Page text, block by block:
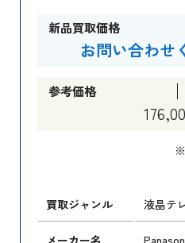
新品買取価格
お問い合わせ
参考価格
※
買取ジャンル 液晶テ
メーカー名